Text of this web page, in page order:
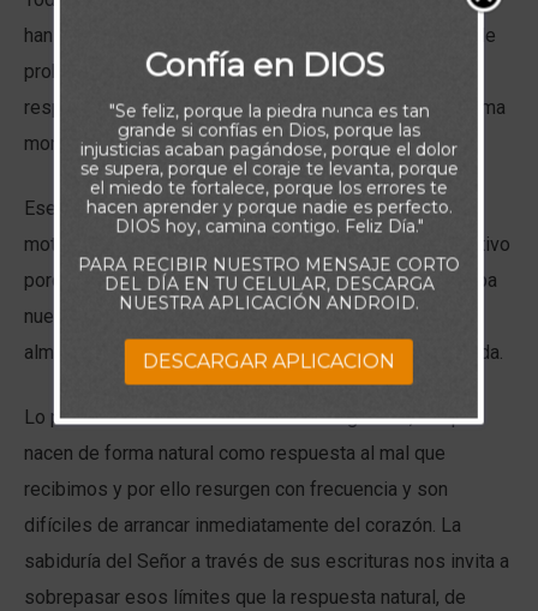
han hecho daño. Al recordar esos momentos, nos invade
probablemente la ira y ha pasado por nuestra cabeza,
responder a aquellos que nos hicieron daño con la misma
moneda.
Ese sentimiento de molestia y en consecuencia que
motiva la necesidad de revancha en nosotros, es negativo
porque nos arrastra a la pérdida de nuestra paz, perturba
nuestro espíritu y nos aleja en gran medida, de sanar el
alma, perdonar y cerrar de una vez por todas, cada herida.
Lo poderoso de esos sentimientos negativos, es que
nacen de forma natural como respuesta al mal que
recibimos y por ello resurgen con frecuencia y son
difíciles de arrancar inmediatamente del corazón. La
sabiduría del Señor a través de sus escrituras nos invita a
sobrepasar esos límites que la respuesta natural, de
Confía en DIOS
"Se feliz, porque la piedra nunca es tan
grande si confías en Dios, porque las
injusticias acaban pagándose, porque el dolor
se supera, porque el coraje te levanta, porque
el miedo te fortalece, porque los errores te
hacen aprender y porque nadie es perfecto.
DIOS hoy, camina contigo. Feliz Día."
PARA RECIBIR NUESTRO MENSAJE CORTO
DEL DÍA EN TU CELULAR, DESCARGA
NUESTRA APLICACIÓN ANDROID.
DESCARGAR APLICACION